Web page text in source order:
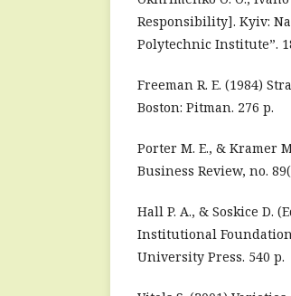
Responsibility]. Kyiv:
Polytechnic Institute”.
Freeman R. E. (1984)
Boston: Pitman. 276 p.
Porter M. E., & Kramer
Business Review, no.
Hall P. A., & Soskice D.
Institutional
University Press. 540 p.